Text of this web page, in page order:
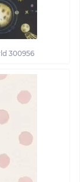
300956